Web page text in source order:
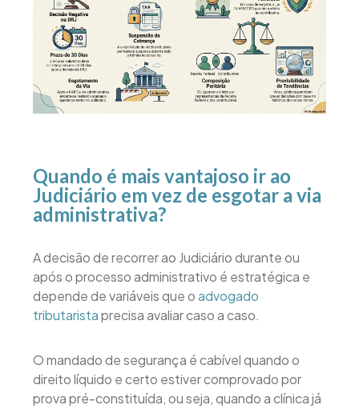
Quando é mais vantajoso ir ao
Judiciário em vez de esgotar a via
administrativa?
A decisão de recorrer ao Judiciário durante ou
após o processo administrativo é estratégica e
depende de variáveis que oadvogado
tributaristaprecisa avaliar caso a caso.
O mandado de segurança é cabível quando o
direito líquido e certo estiver comprovado por
prova pré-constituída, ou seja, quando a clínica já